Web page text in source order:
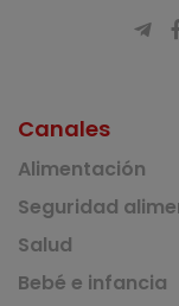
Canales
Alimentación
Seguridad
Salud
Bebé e infancia